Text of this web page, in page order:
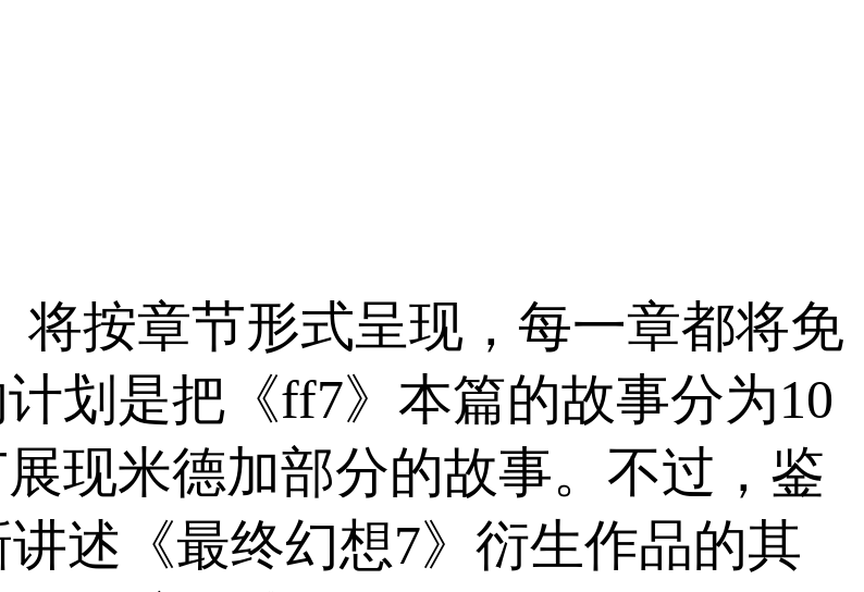
将按章节形式呈现，每一章都将免
划是把《ff7》本篇的故事分为10
现米德加部分的故事。不过，鉴
述《最终幻想7》衍生作品的其